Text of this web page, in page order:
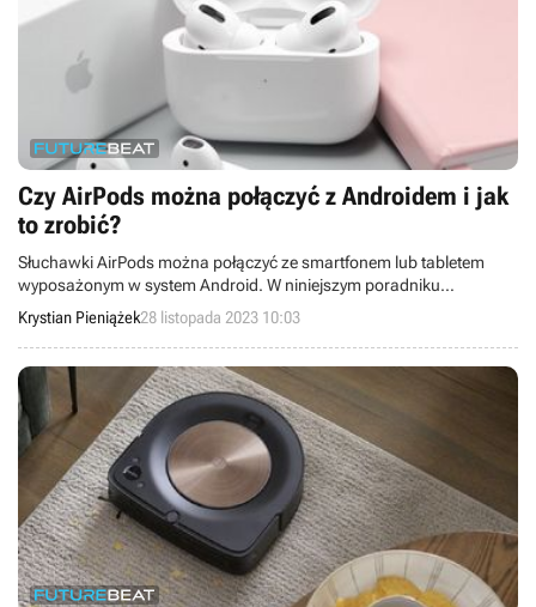
Czy AirPods można połączyć z Androidem i jak
to zrobić?
Słuchawki AirPods można połączyć ze smartfonem lub tabletem
wyposażonym w system Android. W niniejszym poradniku
pokazujemy krok po kroku, jak to zrobić.
Krystian Pieniążek28 listopada 2023 10:03